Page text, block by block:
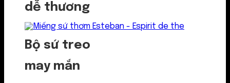
dễ thương
Bộ sứ treo
may mắn